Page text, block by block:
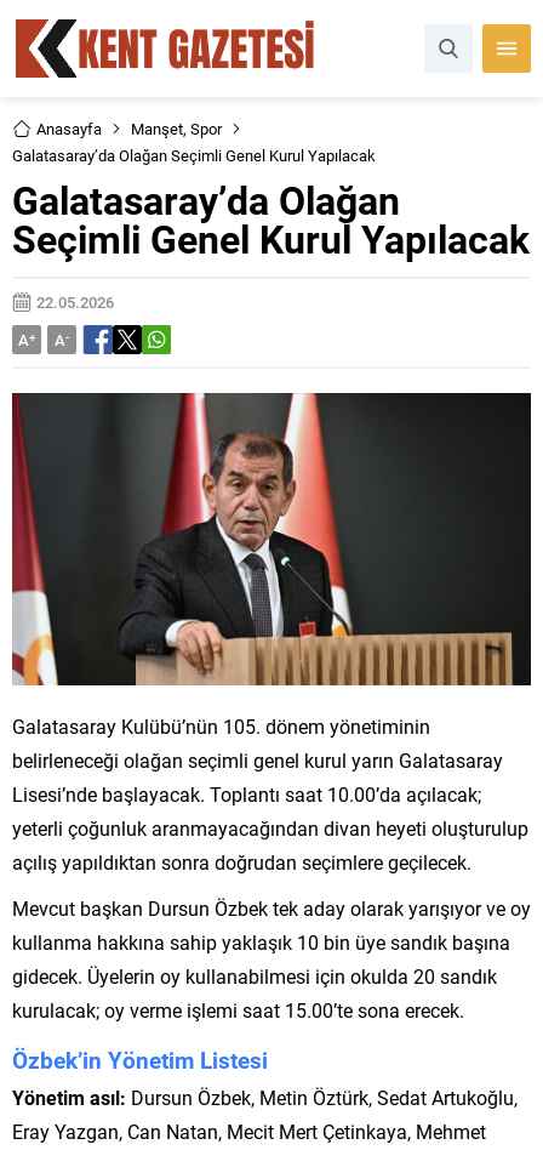
Anasayfa Manşet, Spor
Galatasaray’da Olağan Seçimli Genel Kurul Yapılacak
Galatasaray’da Olağan
Seçimli Genel Kurul Yapılacak
22.05.2026
A+ A-
Galatasaray Kulübü’nün 105. dönem yönetiminin
belirleneceği olağan seçimli genel kurul yarın Galatasaray
Lisesi’nde başlayacak. Toplantı saat 10.00’da açılacak;
yeterli çoğunluk aranmayacağından divan heyeti oluşturulup
açılış yapıldıktan sonra doğrudan seçimlere geçilecek.
Mevcut başkan Dursun Özbek tek aday olarak yarışıyor ve oy
kullanma hakkına sahip yaklaşık 10 bin üye sandık başına
gidecek. Üyelerin oy kullanabilmesi için okulda 20 sandık
kurulacak; oy verme işlemi saat 15.00’te sona erecek.
Özbek’in Yönetim Listesi
Yönetim asıl: Dursun Özbek, Metin Öztürk, Sedat Artukoğlu,
Eray Yazgan, Can Natan, Mecit Mert Çetinkaya, Mehmet